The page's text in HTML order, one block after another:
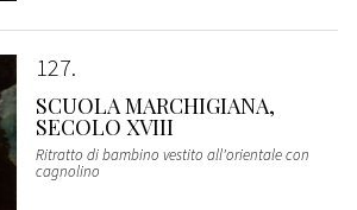
127
SCUOLA MARCHIGIANA,
SECOLO XVIII
Ritratto di bambino vestito all'orientale con
cagnolino